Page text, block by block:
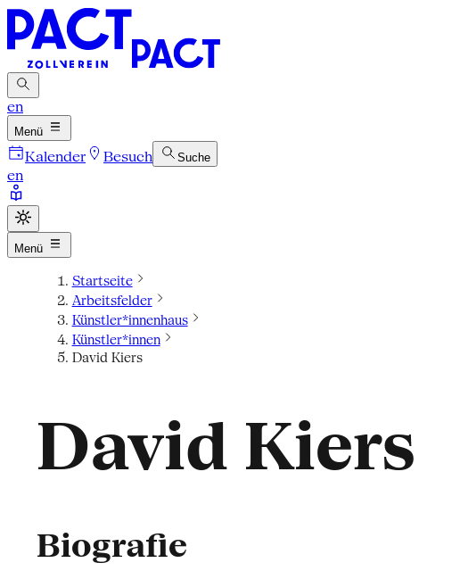
en
Menü
Kalender Besuch Suche
en
Menü
Startseite
Arbeitsfelder
Künstler*innenhaus
Künstler*innen
David Kiers
David Kiers
Biografie